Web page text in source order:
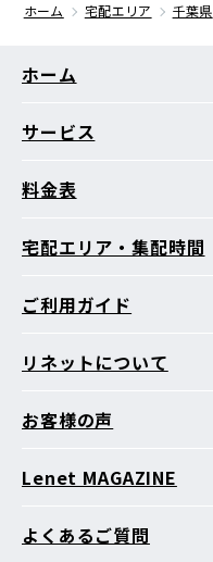
ホーム 宅配エリア 千葉県
ホーム
サービス
料金表
宅配エリア・集配時間
ご利用ガイド
リネットについて
お客様の声
Lenet MAGAZINE
よくあるご質問